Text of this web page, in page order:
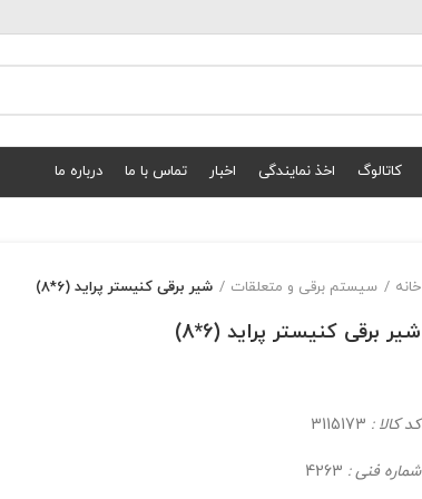
کاتالوگ اخذ نمایندگی اخبار تماس با ما درباره ما
خانه سیستم برقی و متعلقات شیر برقی کنیستر پراید (6*8)
شیر برقی کنیستر پراید (6*8)
کد کالا :
شماره فنی :